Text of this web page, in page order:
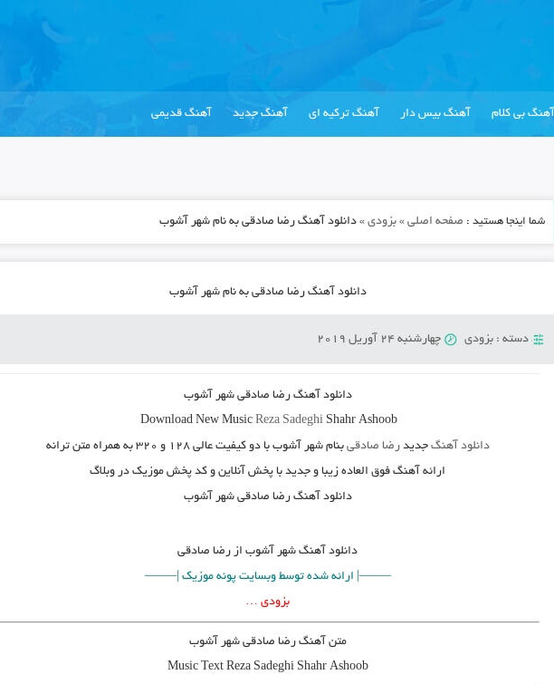
آهنگ بی کلام آهنگ بیس دار آهنگ ترکیه ای آهنگ جدید آهنگ قدیمی
شما اینجا هستید : صفحه اصلی» بزودی» دانلود آهنگ رضا صادقی به نام شهر آشوب
دانلود آهنگ رضا صادقی به نام شهر آشوب
دسته : بزودی چهارشنبه 24 آوریل 2019
دانلود آهنگرضا صادقی شهر آشوب
Download New MusicReza Sadeghi Shahr Ashoob
دانلود آهنگ جدیدرضا صادقی بنام شهر آشوببا دو کیفیت عالی ۱۲۸ و ۳۲۰ به همراه متن ترانه
ارائه آهنگ فوق العاده زیبا و جدید با پخش آنلاین و کد پخش موزیک در وبلاگ
دانلود آهنگ رضا صادقی شهر آشوب
دانلود آهنگشهر آشوب از رضا صادقی
——–| ارائه شده توسط وبسایت پونه موزیک |—–—
بزودی …
متن آهنگ رضا صادقی شهر آشوب
Music Text Reza Sadeghi Shahr Ashoob